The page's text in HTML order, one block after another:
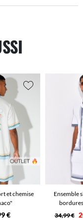
et chemise
€
Ensemble
34,99 €